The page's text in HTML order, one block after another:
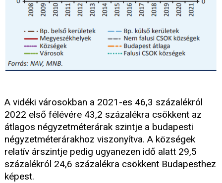
A vidéki városokban a 2021-es 46,3 százalékról
2022 első félévére 43,2 százalékra csökkent az
átlagos négyzetméterárak szintje a budapesti
négyzetméterárakhoz viszonyítva. A községek
relatív árszintje pedig ugyanezen idő alatt 29,5
százalékról 24,6 százalékra csökkent Budapesthez
képest.